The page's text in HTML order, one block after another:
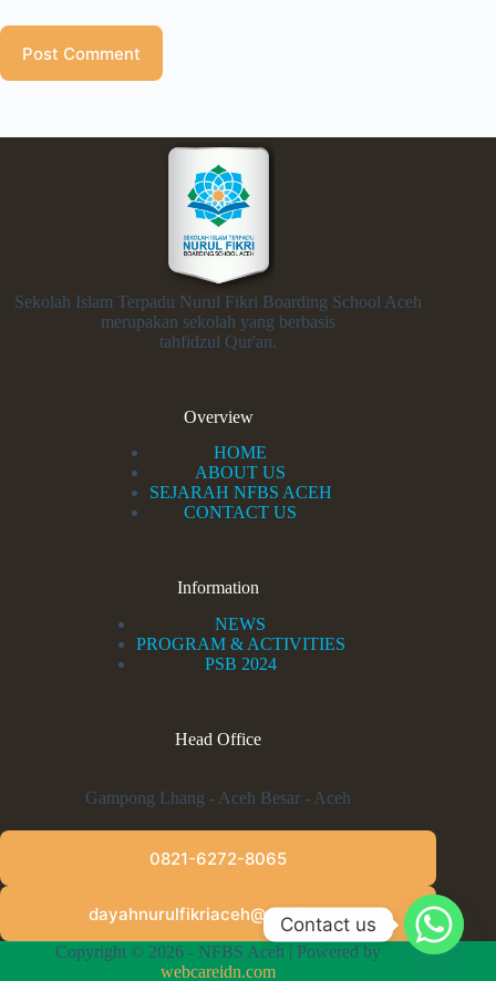
Post Comment
Sekolah Islam Terpadu Nurul Fikri Boarding School Aceh
merupakan sekolah yang berbasis
tahfidzul Qur'an.
Overview
HOME
ABOUT US
SEJARAH NFBS ACEH
CONTACT US
Information
NEWS
PROGRAM & ACTIVITIES
PSB 2024
Head Office
Gampong Lhang - Aceh Besar - Aceh
0821-6272-8065
dayahnurulfikriaceh@gmail.com
Copyright © 2026 - NFBS Aceh | Powered by
webcareidn.com
Contact us